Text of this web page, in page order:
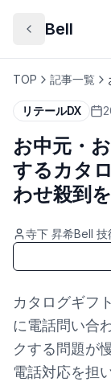
Bell
TOP 記事一覧
リテールDX
お中元・
するカタ
わせ殺到
寺下 昇希Bell 技
カタログギフ
に電話問い合
クする問題が
電話対応を担